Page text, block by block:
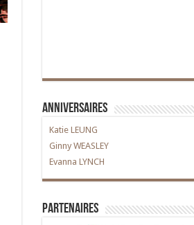
Anniversaires
Katie LEUNG
Ginny WEASLEY
Evanna LYNCH
Partenaires